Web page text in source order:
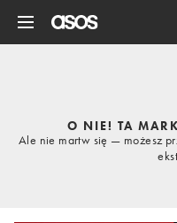
O NIE! TA
Ale nie martw się — możesz